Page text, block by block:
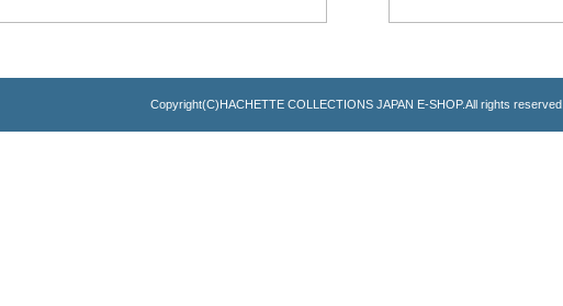
Copyright(C)HACHETTE COLLECTIONS JAPAN E-SHOP.All rights reserved.